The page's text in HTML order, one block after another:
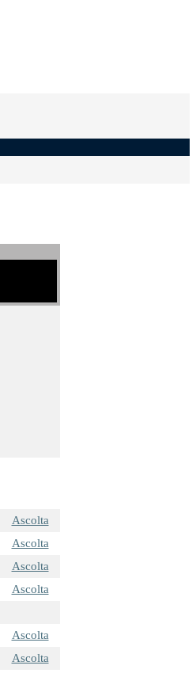
Ascolta
Ascolta
Ascolta
Ascolta
Ascolta
Ascolta